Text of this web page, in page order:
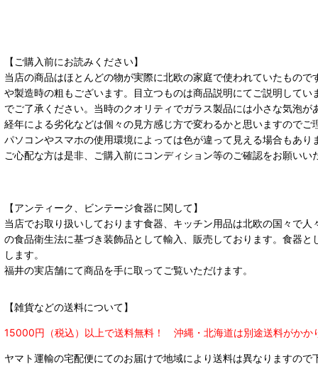
【ご購入前にお読みください】
当店の商品はほとんどの物が実際に北欧の家庭で使われていたもの
や製造時の粗もございます。目立つものは商品説明にてご説明して
でご了承ください。当時のクオリティでガラス製品には小さな気泡が
経年による劣化などは個々の見方感じ方で変わるかと思いますのでご
パソコンやスマホの使用環境によっては色が違って見える場合もあ
ご心配な方は是非、ご購入前にコンディション等のご確認をお願い
【アンティーク、ビンテージ食器に関して】
当店でお取り扱いしております食器、キッチン用品は北欧の国々で
の食品衛生法に基づき装飾品として輸入、販売しております。食器
します。
福井の実店舗にて商品を手に取ってご覧いただけます。
【雑貨などの送料について】
15000円（税込）以上で送料無料！ 沖縄・北海道は別途送料がかか
ヤマト運輸の宅配便にてのお届けで地域により送料は異なりますので